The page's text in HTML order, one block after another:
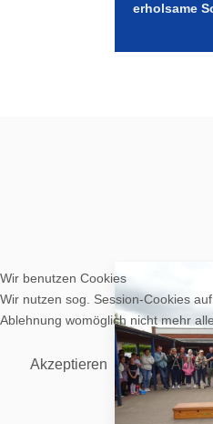
erholsame
Wir benutzen Cookies
Wir nutzen sog. Session-Cookies
Ablehnung womöglich nicht mehr
Akzeptieren